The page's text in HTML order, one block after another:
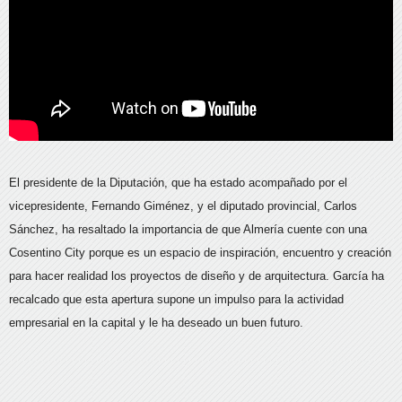
El presidente de la Diputación, que ha estado acompañado por el
vicepresidente, Fernando Giménez, y el diputado provincial, Carlos
Sánchez, ha resaltado la importancia de que Almería cuente con una
Cosentino City porque es un espacio de inspiración, encuentro y creación
para hacer realidad los proyectos de diseño y de arquitectura. García ha
recalcado que esta apertura supone un impulso para la actividad
empresarial en la capital y le ha deseado un buen futuro.